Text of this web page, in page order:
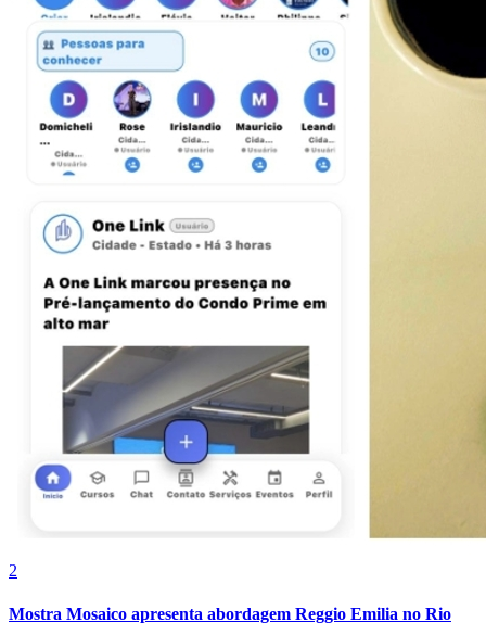
Botafogo
2
Mostra Mosaico apresenta abordagem Reggio Emilia no Rio